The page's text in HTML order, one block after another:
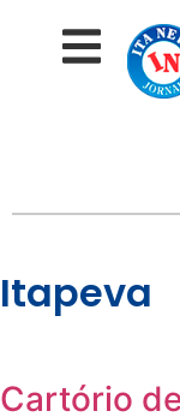
Itapeva
Cartório